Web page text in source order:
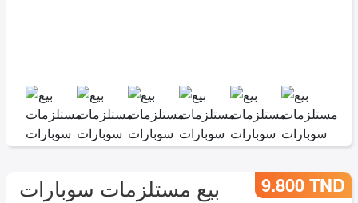
بيع مستلزمات سوبارات 9.800 TND